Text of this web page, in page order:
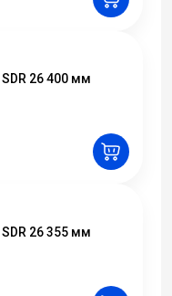
26 400 мм
26 355 мм